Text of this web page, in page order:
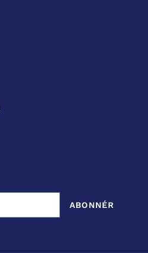
ABONNÉR